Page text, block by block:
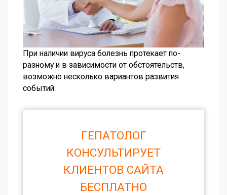
При наличии вируса болезнь протекает по-
разному и в зависимости от обстоятельств,
возможно несколько вариантов развития
событий:
ГЕПАТОЛОГ
КОНСУЛЬТИРУЕТ
КЛИЕНТОВ САЙТА
БЕСПЛАТНО